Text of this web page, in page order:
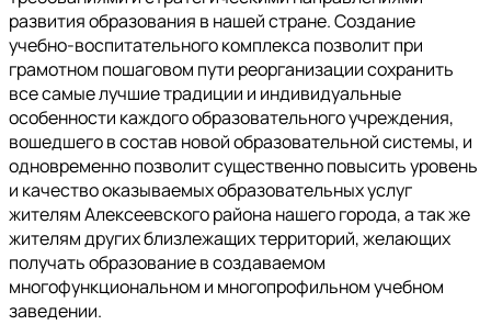
развития образования в нашей стране. Создание
учебно-воспитательного комплекса позволит при
грамотном пошаговом пути реорганизации сохранить
все самые лучшие традиции и индивидуальные
особенности каждого образовательного учреждения,
вошедшего в состав новой образовательной системы, и
одновременно позволит существенно повысить уровень
и качество оказываемых образовательных услуг
жителям Алексеевского района нашего города, а так же
жителям других близлежащих территорий, желающих
получать образование в создаваемом
многофункциональном и многопрофильном учебном
заведении.